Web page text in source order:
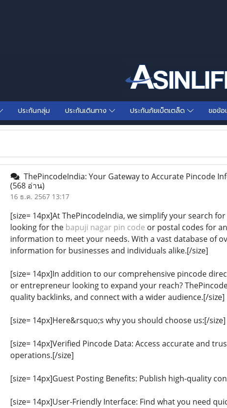
ประกันกลุ่ม ประกันเดินทาง ประกันภัยเบ็ตเตล็ด ขอข้อ
ThePincodeIndia: Your Gateway to Accurate Pincode
(568 อ่าน)
16 ธ.ค. 2567 13:17
[size= 14px]At ThePincodeIndia, we simplify your search
looking for the bapuji nagar pin code or postal codes for
information to meet your needs. With a vast database of
information for businesses and individuals alike.[/size]
[size= 14px]In addition to our comprehensive pincode
or entrepreneur looking to expand your reach?
quality backlinks, and connect with a wider audience.[/size]
[size= 14px]Here&rsquo;s why you should choose us:[/size]
[size= 14px]Verified Pincode Data: Access accurate and
operations.[/size]
[size= 14px]Guest Posting Benefits: Publish high-quality
[size= 14px]User-Friendly Interface: Find what you need